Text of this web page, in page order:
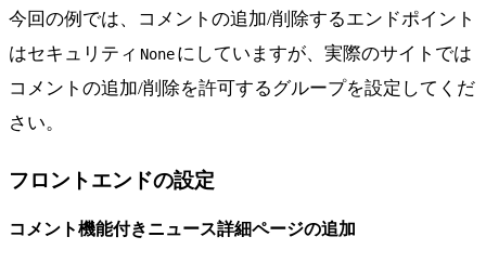
今回の例では、コメントの追加/削除するエンドポイント
はセキュリティ Noneにしていますが、実際のサイトでは
コメントの追加/削除を許可するグループを設定してくだ
さい。
フロントエンドの設定
コメント機能付きニュース詳細ページの追加